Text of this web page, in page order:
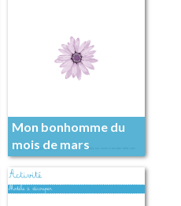
Mon bonhomme du
mois de mars